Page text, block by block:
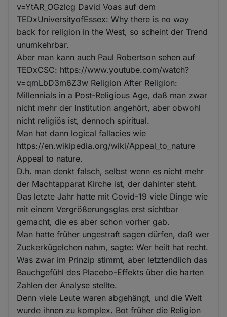
v=YtAR_OGzlcg David Voas auf dem
TEDxUniversityofEssex: Why there is no way
back for religion in the West, so scheint der Trend
unumkehrbar.
Aber man kann auch Paul Robertson sehen auf
TEDxCSC: https://www.youtube.com/watch?
v=qmLbD3m6Z3w Religion After Religion:
Millennials in a Post-Religious Age, daß man zwar
nicht mehr der Institution angehört, aber obwohl
nicht religiös ist, dennoch spiritual.
Man hat dann logical fallacies wie
https://en.wikipedia.org/wiki/Appeal_to_nature
Appeal to nature.
D.h. man denkt falsch, selbst wenn es nicht mehr
der Machtapparat Kirche ist, der dahinter steht.
Das letzte Jahr hatte mit Covid-19 viele Dinge wie
mit einem Vergrößerungsglas erst sichtbar
gemacht, die es aber schon vorher gab.
Man hatte früher ungestraft sagen dürfen, daß wer
Zuckerkügelchen nahm, sagte: Wer heilt hat recht.
Was zwar im Prinzip stimmt, aber letztendlich das
Bauchgefühl des Placebo-Effekts über die harten
Zahlen der Analyse stellte.
Denn viele Leute waren abgehängt, und die Welt
wurde ihnen zu komplex. Bot früher die Religion